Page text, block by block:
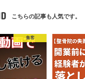
こちらの記事も人気です。
集客